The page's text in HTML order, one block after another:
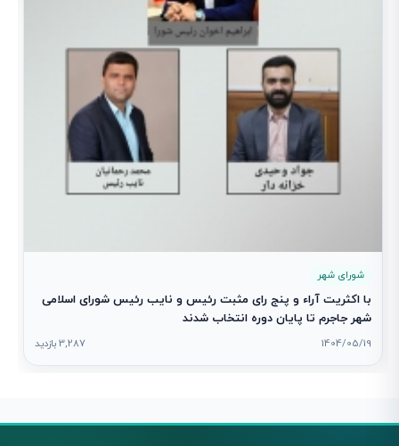
شورای شهر
با اکثریت آراء و پنج رای مثبت رئیس و نایب رئیس شورای اسلامی
شهر جاجرم تا پایان دوره انتخاب شدند
1404/05/19 3,287 بازدید